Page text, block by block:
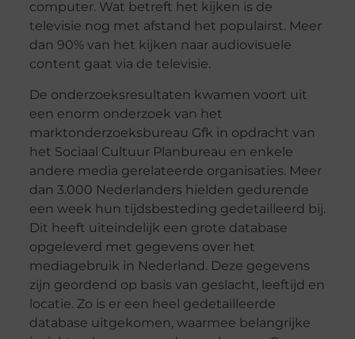
computer. Wat betreft het kijken is de
televisie nog met afstand het populairst. Meer
dan 90% van het kijken naar audiovisuele
content gaat via de televisie.
De onderzoeksresultaten kwamen voort uit
een enorm onderzoek van het
marktonderzoeksbureau Gfk in opdracht van
het Sociaal Cultuur Planbureau en enkele
andere media gerelateerde organisaties. Meer
dan 3.000 Nederlanders hielden gedurende
een week hun tijdsbesteding gedetailleerd bij.
Dit heeft uiteindelijk een grote database
opgeleverd met gegevens over het
mediagebruik in Nederland. Deze gegevens
zijn geordend op basis van geslacht, leeftijd en
locatie. Zo is er een heel gedetailleerde
database uitgekomen, waarmee belangrijke